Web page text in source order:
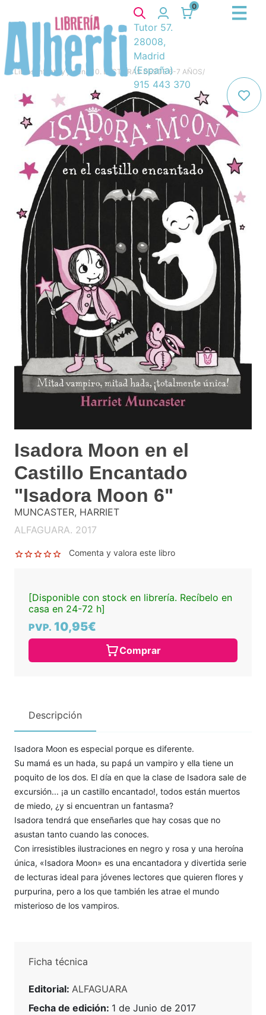
0
Tutor 57.
28008,
Madrid
(España)
915 443 370
Libros Infantil y juvenil 10. LECTURAS DESDE 6-7 AÑOS/
Isadora Moon en el
Castillo Encantado
"Isadora Moon 6"
MUNCASTER, HARRIET
ALFAGUARA. 2017
Comenta y valora este libro
[Disponible con stock en librería. Recíbelo en
casa en 24-72 h]
PVP. 10,95€
Comprar
Descripción
Isadora Moon es especial porque es diferente.
Su mamá es un hada, su papá un vampiro y ella tiene un
poquito de los dos. El día en que la clase de Isadora sale de
excursión... ¡a un castillo encantado!, todos están muertos
de miedo, ¿y si encuentran un fantasma?
Isadora tendrá que enseñarles que hay cosas que no
asustan tanto cuando las conoces.
Con irresistibles ilustraciones en negro y rosa y una heroína
única, «Isadora Moon» es una encantadora y divertida serie
de lecturas ideal para jóvenes lectores que quieren flores y
purpurina, pero a los que también les atrae el mundo
misterioso de los vampiros.
Ficha técnica
Editorial: ALFAGUARA
Fecha de edición: 1 de Junio de 2017